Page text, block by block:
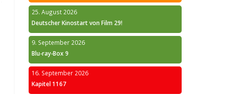
25. August 2026
Deutscher Kinostart von Film 29!
9. September 2026
Blu-ray-Box 9
16. September 2026
Kapitel 1167